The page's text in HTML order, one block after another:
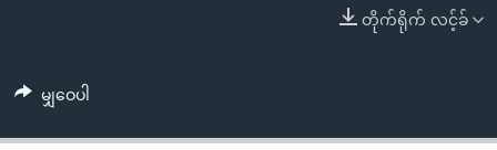
ရှာဖွေ
တိုက်ရိုက် လင့်ခ်
မျှဝေပါ